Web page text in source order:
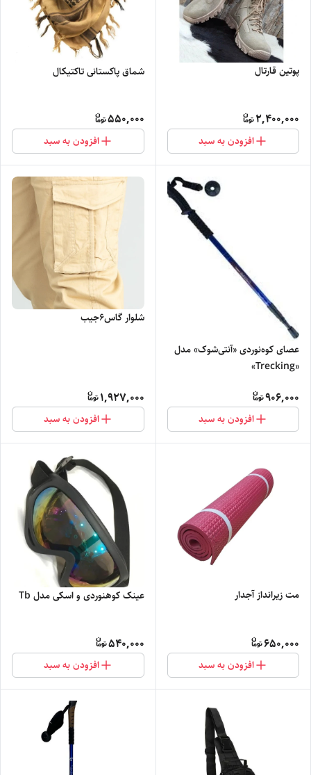
پوتین قارتال
2,400,000
افزودن به سبد
شماق پاکستانی تاکتیکال
550,000
افزودن به سبد
عصای کوه‌نوردی «آنتی‌شوک» مدل
«Trecking»
906,000
افزودن به سبد
شلوار گاس۶جیب
1,927,000
افزودن به سبد
مت زیرانداز آجدار
650,000
افزودن به سبد
عینک کوهنوردی و اسکی مدل Tb
540,000
افزودن به سبد